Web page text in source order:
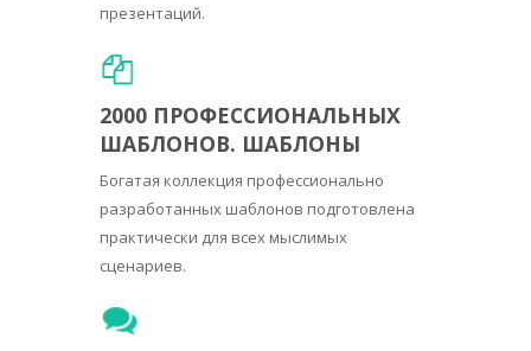
презентаций.
2000 ПРОФЕССИОНАЛЬНЫХ
ШАБЛОНОВ. ШАБЛОНЫ
Богатая коллекция профессионально
разработанных шаблонов подготовлена
практически для всех мыслимых
сценариев.